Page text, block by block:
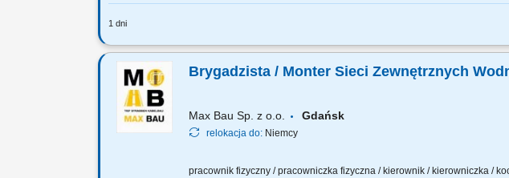
1 dni
Zakres obowiązków: Prowadzenie prac budowlano-montażowych na
Brygadzista / Monter Sieci Zewnętrznych
Max Bau Sp. z o.o. Gdańsk
relokacja do: Niemcy
pracownik fizyczny / pracowniczka fizyczna / kierownik / kierowniczka /